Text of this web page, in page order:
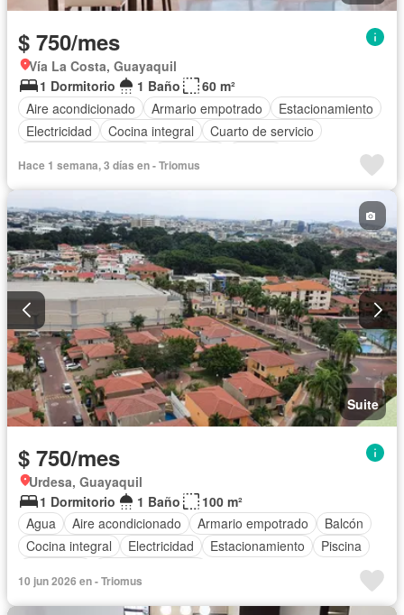
$ 750/mes
Vía La Costa, Guayaquil
1 Dormitorio
1 Baño
60 m²
Aire acondicionado
Armario empotrado
Estacionamiento
Electricidad
Cocina integral
Cuarto de servicio
Completamente amoblado
Hace 1 semana, 3 días en - Triomus
Suite
$ 750/mes
Urdesa, Guayaquil
1 Dormitorio
1 Baño
100 m²
Agua
Aire acondicionado Armario empotrado
Balcón
Cocina integral
Electricidad Estacionamiento
Piscina
10 jun 2026 en - Triomus